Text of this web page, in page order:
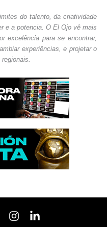
do talento, da criatividade
e a potencia. O El Ojo vê mais
excelência para se encontrar,
experiências, e projetar o